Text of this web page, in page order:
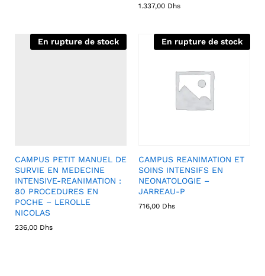
1.337,00 Dhs
En rupture de stock
CAMPUS PETIT MANUEL DE
SURVIE EN MEDECINE
INTENSIVE-REANIMATION :
80 PROCEDURES EN
POCHE – LEROLLE
NICOLAS
236,00 Dhs
En rupture de stock
CAMPUS REANIMATION ET
SOINS INTENSIFS EN
NEONATOLOGIE –
JARREAU-P
716,00 Dhs